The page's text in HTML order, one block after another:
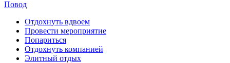
Повод
Отдохнуть вдвоем
Провести мероприятие
Попариться
Отдохнуть компанией
Элитный отдых